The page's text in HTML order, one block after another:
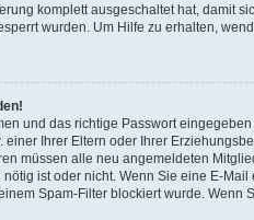
komplett ausgeschaltet hat, damit
wurden. Um Hilfe zu erhalten,
und das richtige Passwort
Ihrer Eltern oder Ihrer
müssen alle neu angemeldeten
ist oder nicht. Wenn Sie eine E-
Spam-Filter blockiert wurde.